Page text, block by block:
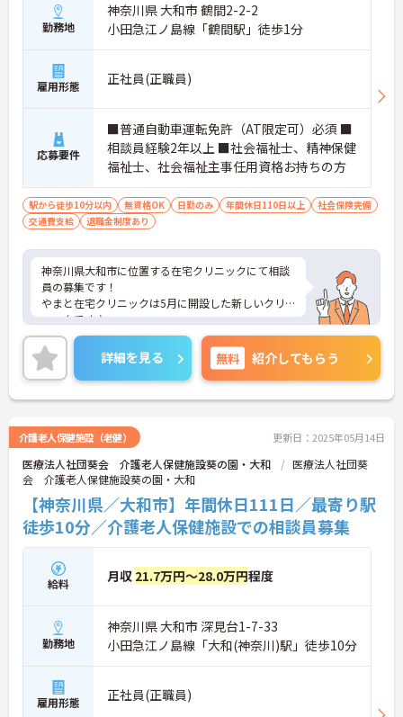
勤務地
神奈川県 大和市 鶴間2-2-2
小田急江ノ島線「鶴間駅」徒歩1分
雇用形態 正社員(正職員)
応募要件
■普通自動車運転免許（AT限定可）必須 ■
相談員経験2年以上 ■社会福祉士、精神保健
福祉士、社会福祉主事任用資格お持ちの方
駅から徒歩10分以内 無資格OK 日勤のみ 年間休日110日以上
社会保険完備
交通費支給
退職金制度あり
神奈川県大和市に位置する在宅クリニックにて相談
員の募集です！
やまと在宅クリニックは5月に開設した新しいクリ
ニックです♪
昇給賞与の支給実績もあり、頑張りがしっかりと評
価に反映される環境です。
ご興味ある方には、面接対策ポイントなど、さらに
詳細をお話しいたしますのでお気軽にご相談くださ
い！
詳細を見る 無料 紹介してもらう
介護老人保健施設（老健） 更新日：2025年05月14日
医療法人社団葵会 介護老人保健施設葵の園・大和
医療法人社団葵
会 介護老人保健施設葵の園・大和
【神奈川県／大和市】年間休日111日／最寄り駅
徒歩10分／介護老人保健施設での相談員募集
給料 月収 21.7万円～28.0万円程度
勤務地
神奈川県 大和市 深見台1-7-33
小田急江ノ島線「大和(神奈川)駅」徒歩10分
雇用形態 正社員(正職員)